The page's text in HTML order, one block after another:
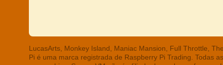
LucasArts, Monkey Island, Maniac Mansion, Full Throttle,
Pi é uma marca registrada de Raspberry Pi Trading. Todas